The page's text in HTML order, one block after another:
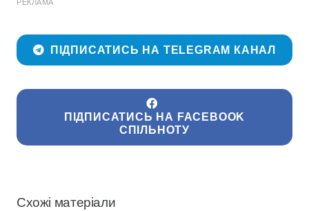
РЕКЛАМА
ПІДПИСАТИСЬ НА TELEGRAM КАНАЛ
ПІДПИСАТИСЬ НА FACEBOOK
СПІЛЬНОТУ
Схожі матеріали